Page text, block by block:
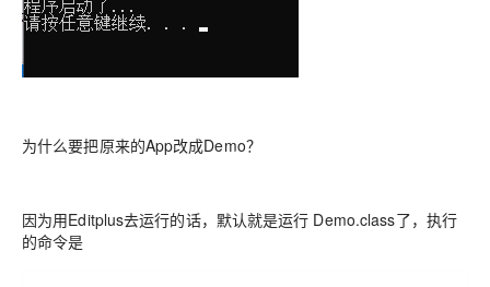
为什么要把原来的App改成Demo？
因为用Editplus去运行的话，默认就是运行 Demo.class了，执行
的命令是